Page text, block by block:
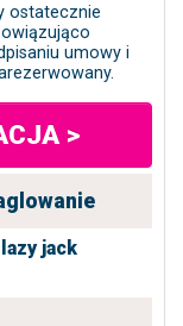
ostatecznie
umowy i
>
lazy jack